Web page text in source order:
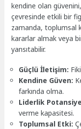
kendine olan
çevresinde etkili bir
zamanda, toplumsal
kararlar almak veya
yansıtabilir.
Güçlü İletişim:
Kendine Güven:
farkında olma.
Liderlik
verme kapasitesi.
Toplumsal Etki: